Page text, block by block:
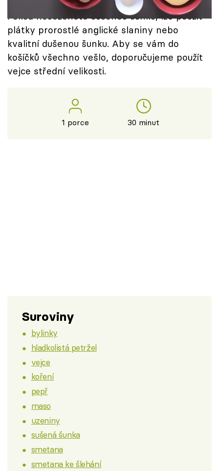
Škola vaření
Recepty z TV
Speciál: Cuketa
Sledujte prima+
i jiný tučný sýr, například gruyére nebo čedar.
Pokud neseženete sušenou šunku, lze použít
plátky prorostlé anglické slaniny nebo
kvalitní dušenou šunku. Aby se vám do
košíčků všechno vešlo, doporučujeme použít
vejce střední velikosti.
1 porce 30 minut
Suroviny
bylinky
hladkolistá petržel
vejce
koření
pepř
maso
uzeniny
sušená šunka
smetana
smetana ke šlehání